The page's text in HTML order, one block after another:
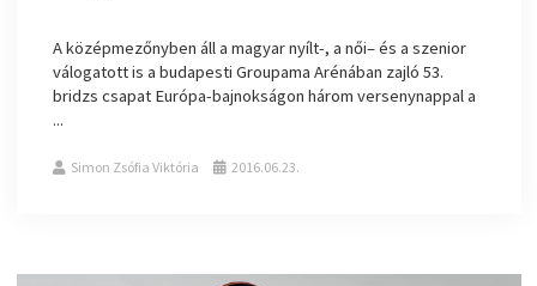
A középmezőnyben áll a magyar nyílt-, a női– és a szenior
válogatott is a budapesti Groupama Arénában zajló 53.
bridzs csapat Európa-bajnokságon három versenynappal a
...
Simon Zsófia Viktória 2016.06.23.